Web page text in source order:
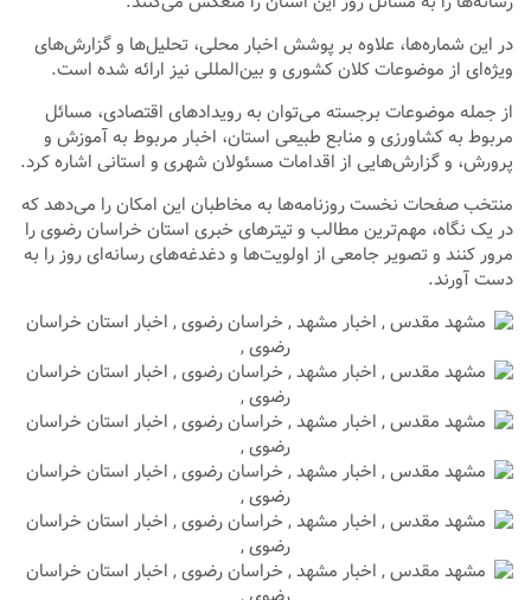
در این شماره‌ها، علاوه بر پوشش اخبار محلی، تحلیل‌ها و گزارش‌های
ویژه‌ای از موضوعات کلان کشوری و بین‌المللی نیز ارائه شده است.
از جمله موضوعات برجسته می‌توان به رویدادهای اقتصادی، مسائل
مربوط به کشاورزی و منابع طبیعی استان، اخبار مربوط به آموزش و
پرورش، و گزارش‌هایی از اقدامات مسئولان شهری و استانی اشاره کرد.
منتخب صفحات نخست روزنامه‌ها به مخاطبان این امکان را می‌دهد که
در یک نگاه، مهم‌ترین مطالب و تیترهای خبری استان خراسان رضوی را
مرور کنند و تصویر جامعی از اولویت‌ها و دغدغه‌های رسانه‌ای روز را به
دست آورند.